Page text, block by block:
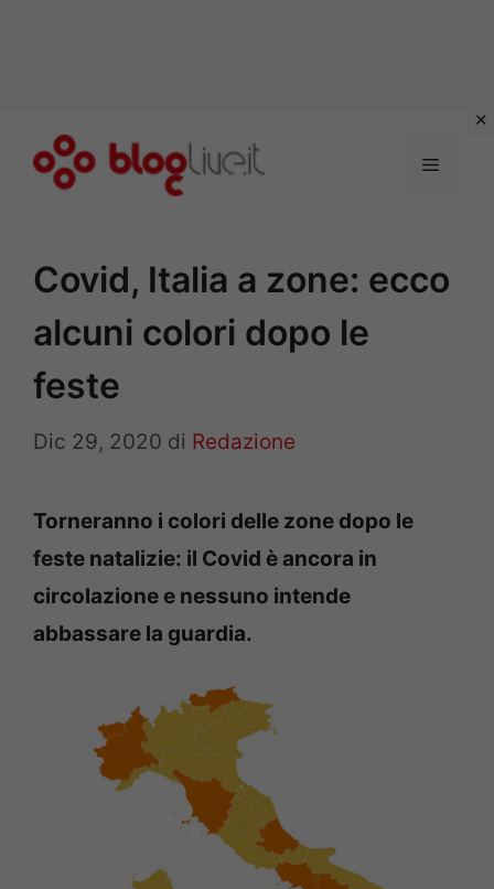
Menu
Covid, Italia a zone: ecco
alcuni colori dopo le
feste
Dic 29, 2020 di Redazione
Torneranno i colori delle zone dopo le
feste natalizie: il Covid è ancora in
circolazione e nessuno intende
abbassare la guardia.